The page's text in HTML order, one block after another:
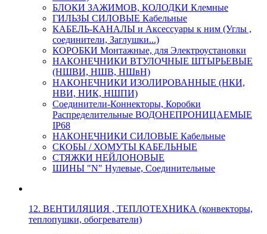
БЛОКИ ЗАЖИМОВ, КОЛОДКИ Клемные
ГИЛЬЗЫ СИЛОВЫЕ Кабельные
КАБЕЛЬ-КАНАЛЫ и Аксессуары к ним (Углы ,
соединители, Заглушки...)
КОРОБКИ Монтажные, для Электроустановки
НАКОНЕЧНИКИ ВТУЛОЧНЫЕ ШТЫРЬЕВЫЕ
(НШВИ, НШВ, НШвН)
НАКОНЕЧНИКИ ИЗОЛИРОВАННЫЕ (НКИ,
НВИ, НИК, НШПИ)
Соединители-Коннекторы, Коробки
Распределительные ВОДОНЕПРОНИЦАЕМЫЕ
IP68
НАКОНЕЧНИКИ СИЛОВЫЕ Кабельные
СКОБЫ / ХОМУТЫ КАБЕЛЬНЫЕ
СТЯЖКИ НЕЙЛОНОВЫЕ
ШИНЫ "N" Нулевые, Соединительные
12. ВЕНТИЛЯЦИЯ , ТЕПЛОТЕХНИКА (конвекторы,
теплопушки, обогреватели)